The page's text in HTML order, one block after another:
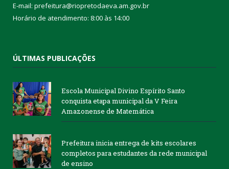
E-mail: prefeitura@riopretodaeva.am.gov.br
Horário de atendimento: 8:00 às 14:00
ÚLTIMAS PUBLICAÇÕES
Escola Municipal Divino Espírito Santo
conquista etapa municipal da V Feira
Amazonense de Matemática
Prefeitura inicia entrega de kits escolares
completos para estudantes da rede municipal
de ensino